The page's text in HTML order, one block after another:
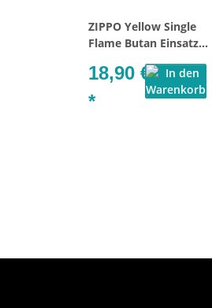
ZIPPO Yellow Single
Flame Butan Einsatz
18,90 €
*